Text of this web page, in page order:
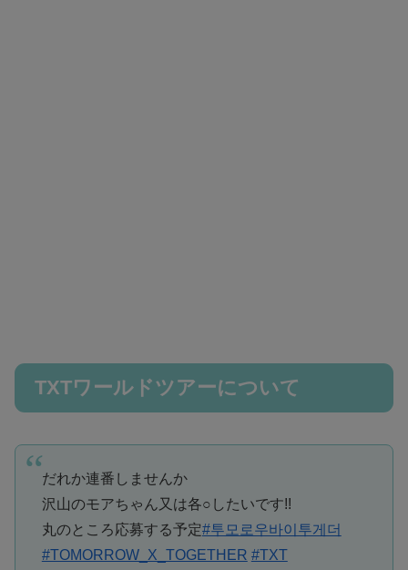
TXTワールドツアーについて
だれか連番しませんか
沢山のモアちゃん又は各○したいです!!
丸のところ応募する予定#투모로우바이투게더
#TOMORROW_X_TOGETHER #TXT